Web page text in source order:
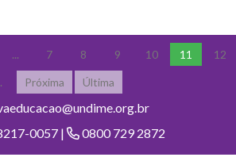
... 7 8 9 10 11 12
Próxima Última
0057 |
0800 729 2872